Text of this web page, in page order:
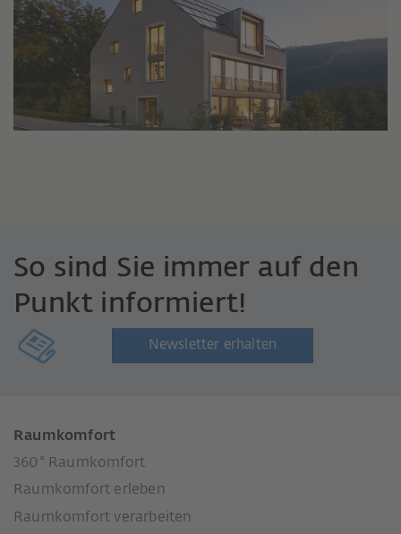
So sind Sie immer auf den
Punkt informiert!
Newsletter erhalten
Raumkomfort
360° Raumkomfort
Raumkomfort erleben
Raumkomfort verarbeiten